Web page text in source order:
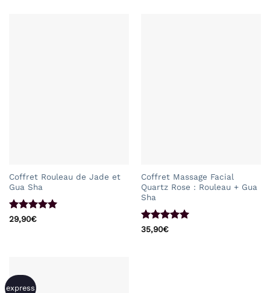
Coffret Rouleau de Jade et
Gua Sha
Note5
29,90€
Coffret Massage Facial
Quartz Rose : Rouleau + Gua
Sha
Note5
35,90€
express